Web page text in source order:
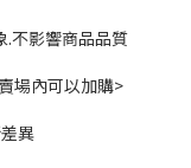
.不影響商品品質
場內可以加購>
異